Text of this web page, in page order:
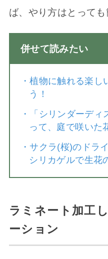
ば、やり方はとっても
併せて読みたい
・植物に触れる楽し
う！
・
「シリンダーデ
って、庭で咲いた
・サクラ(桜)のドラ
シリカゲルで生花
ラミネート加工
ーション